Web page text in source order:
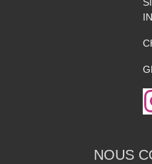
NOUS